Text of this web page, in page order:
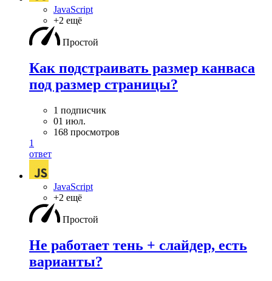
JavaScript
+2 ещё
Простой
Как подстраивать размер канваса
под размер страницы?
1 подписчик
01 июл.
168 просмотров
1
ответ
JavaScript
+2 ещё
Простой
Не работает тень + слайдер, есть
варианты?